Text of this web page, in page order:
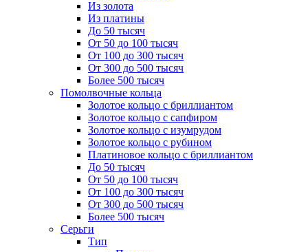
Из золота
Из платины
До 50 тысяч
От 50 до 100 тысяч
От 100 до 300 тысяч
От 300 до 500 тысяч
Более 500 тысяч
Помолвочные кольца
Золотое кольцо с бриллиантом
Золотое кольцо с сапфиром
Золотое кольцо с изумрудом
Золотое кольцо с рубином
Платиновое кольцо с бриллиантом
До 50 тысяч
От 50 до 100 тысяч
От 100 до 300 тысяч
От 300 до 500 тысяч
Более 500 тысяч
Серьги
Тип